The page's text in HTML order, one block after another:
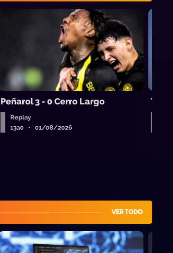
Peñarol 3 - 0 Cerro Largo
Replay
13a0 • 01/08/2026
VER TODO